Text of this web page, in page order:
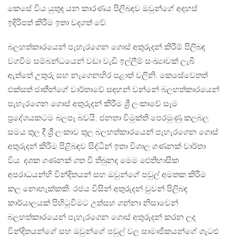
කෙසේ විය යුතුද යන කාරණය පිලිබඳව ඔවුන්ගේ අදහස්
ඉදිරිපත් කිරීම ඉතා වදගත් වේ.
බලහත්කාරයෙන් පැහැරගෙන ගොස් අතුරුදන් කිරීම් පිලිබඳ
වගවීම සම්බන්ධයෙන් වඩා වැඩි ඉල්ලීම් සංඛ්‍යාවක් ලැබී
ඇත්තේ උතුරු සහ නැගෙනහිර පළාත් වලිනි. කෙසේවෙතත්
එක්සත් ජාතීන්ගේ වාර්තාවේ සඳහන් වන්නේ බලහත්කාරයෙන්
පැහැරගෙන ගොස් අතුරුදන් කිරීම ශ්‍රී ලංකාවේ සෑම
ප්‍රදේශයකටම බලපෑ බවයි. ජනතා විමුක්ති පෙරමුණු කලබල
සමය තුල දී ශ්‍රී ලංකාව තුල බලහත්කාරයෙන් පැහැරගෙන ගොස්
අතුරුදන් කිරීම පිළිබඳව සිද්ධීන් ඉතා විශාල ගණනක් වාර්තා
විය. දශක ගණනක් ගත වී තිබුනද මෙම ඓතිහාසික
අපරාධයන්හි වින්දිතයන් සහ ඔවුන්ගේ පවුල් අමතක කිරීම
කල නොහැක්කකි. රජය විසින් අතුරුදන් වුවන් පිලිබඳ
කාර්යාලයක් පිහිටුවීමට උත්සහ ගන්නා නිසාවෙන්
බලහත්කාරයෙන් පැහැරගෙන ගොස් අතුරුදන් කරන ලද
වින්දිතයන්ගේ සහ ඔවුන්ගේ පවුල් වල සාමාජිකයන්ගේ ගැටළු